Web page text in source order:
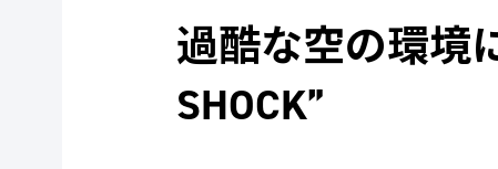
過酷な空の環境
SHOCK”